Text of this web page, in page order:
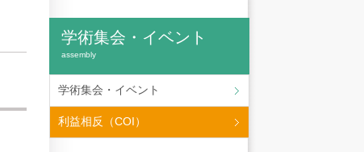
学術集会・イベント
assembly
学術集会・イベント
利益相反（COI）